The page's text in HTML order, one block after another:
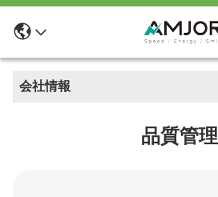
会社情報
品質管理